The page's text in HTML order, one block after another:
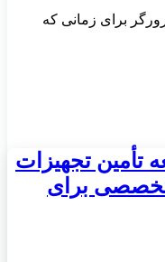
برای زمانی که
تأمین تجهیزات
تخصصی برای